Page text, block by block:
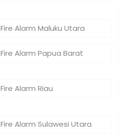
Fire Alarm Maluku Utara
Fire Alarm Papua Barat
Fire Alarm Riau
Fire Alarm Sulawesi Utara